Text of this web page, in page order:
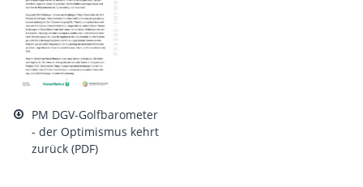
PM DGV-Golfbarometer
- der Optimismus kehrt
zurück (PDF)